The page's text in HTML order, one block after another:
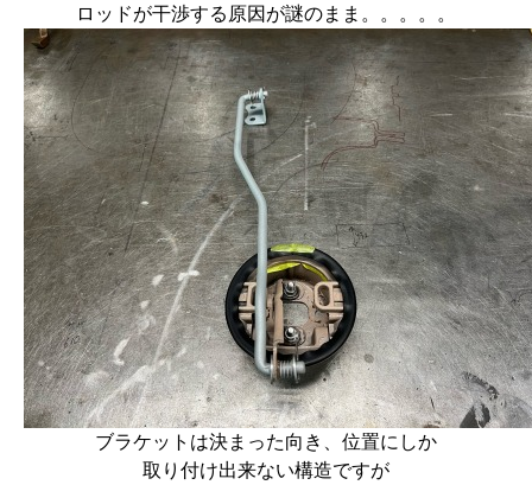
ロッドが干渉する原因が謎のまま。。。。。
ブラケットは決まった向き、位置にしか
取り付け出来ない構造ですが